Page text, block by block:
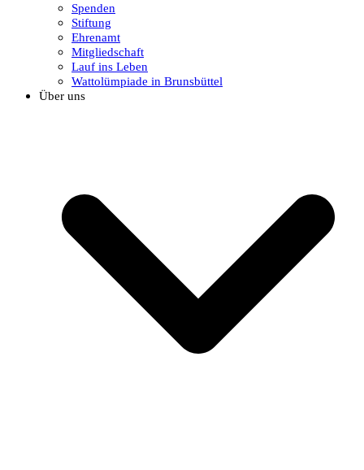
Spenden
Stiftung
Ehrenamt
Mitgliedschaft
Lauf ins Leben
Wattolümpiade in Brunsbüttel
Über uns